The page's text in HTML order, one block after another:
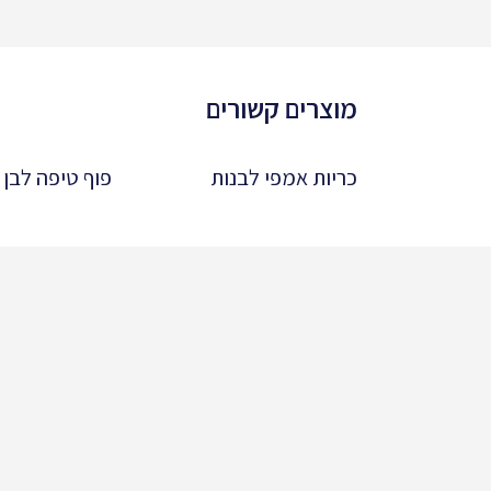
מוצרים קשורים
כריות אמפי לבנות פוף טיפה לבן